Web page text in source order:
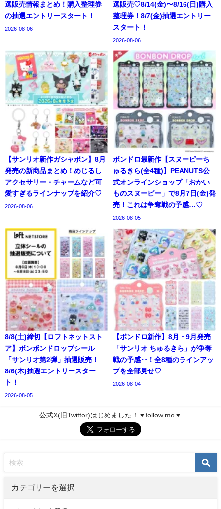
選販売情報まとめ！購入整理券
の抽選エントリースタート！
2026-08-06
選販売♡8/14(金)〜8/16(日)購入
整理券！8/7(金)抽選エントリー
スタート！
2026-08-06
【サンリオ新作ガシャポン】8月
発売の新商品まとめ！めじるし
アクセサリー・チャームなど可
愛すぎるラインナップを紹介♡
2026-08-06
ボンドロ最新作【スヌーピーち
ゅるきら(全4種)】PEANUTS公
式オンラインショップ「おかい
ものスヌーピー」で8月7日(金)発
売！これは争奪戦の予感…♡
2026-08-05
8/8(土)締切【ロフトネットスト
ア】ボンボンドロップシール
「サンリオ第2弾」抽選販売！
8/6(木)抽選エントリースター
ト！
2026-08-05
【ボンドロ新作】8月・9月発売
「サンリオ ちゅるきら」が争奪
戦の予感‥！全8種のラインアッ
プを全部見せ♡
2026-08-04
公式X(旧Twitter)はじめました！▼follow me▼
カテゴリーを選択